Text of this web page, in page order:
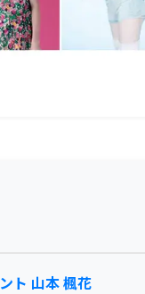
ト 山本 楓花